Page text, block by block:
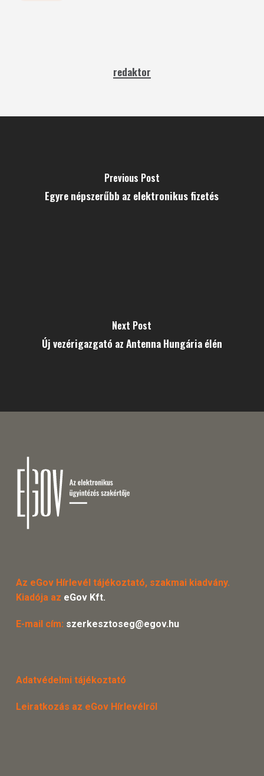
redaktor
Previous Post
Egyre népszerűbb az elektronikus fizetés
Next Post
Új vezérigazgató az Antenna Hungária élén
Az eGov Hírlevél tájékoztató, szakmai kiadvány.
Kiadója az eGov Kft.
E-mail cím: szerkesztoseg@egov.hu
Adatvédelmi tájékoztató
Leiratkozás az eGov Hírlevélről